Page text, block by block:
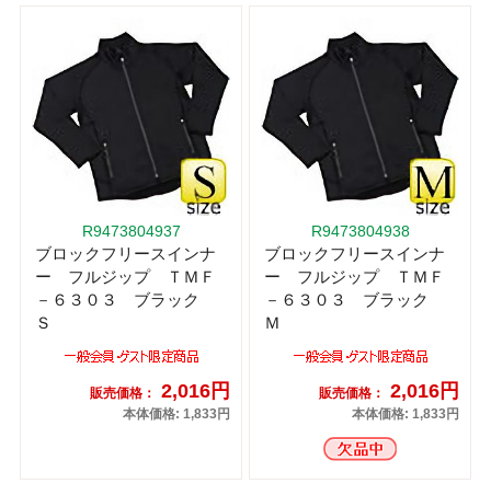
R9473804937
ブロックフリースインナ
ー フルジップ ＴＭＦ
－６３０３ ブラック
Ｓ
販売価格： 2,016円
本体価格: 1,833円
R9473804938
ブロックフリースインナ
ー フルジップ ＴＭＦ
－６３０３ ブラック
Ｍ
販売価格： 2,016円
本体価格: 1,833円